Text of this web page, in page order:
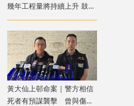
幾年工程量將持續上升 鼓勵
青年積極裝備自己
黃大仙上邨命案｜警方相信
死者有預謀襲擊 曾與傷者